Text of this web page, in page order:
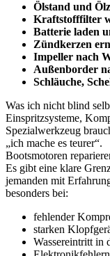
Ölstand und
Kraftstofffilter
Batterie laden
Zündkerzen
Impeller nach
Außenborder
Schläuche,
Was ich nicht blind
Einspritzsysteme,
Spezialwerkzeug
„ich mache es teurer“.
Bootsmotoren
Es gibt eine klare
jemanden mit
besonders bei:
fehlender
starken
Wassereintritt in